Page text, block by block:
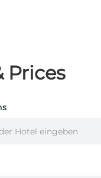
Prices
Hotel eingeben